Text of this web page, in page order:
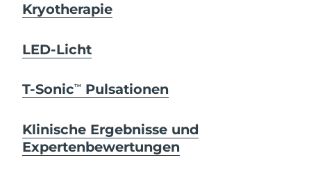
Kryotherapie
LED-Licht
T-SonicTM Pulsationen
Klinische Ergebnisse und
Expertenbewertungen